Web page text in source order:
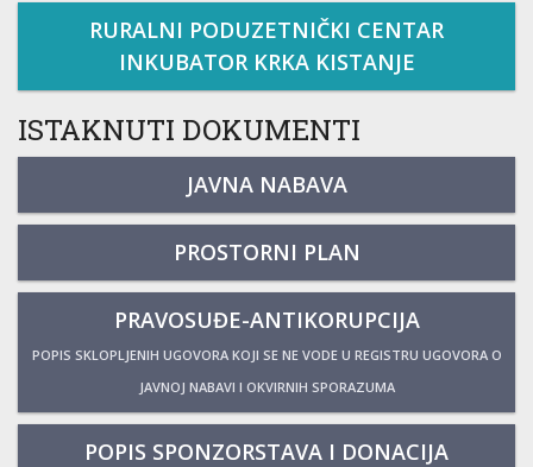
RURALNI PODUZETNIČKI CENTAR
INKUBATOR KRKA KISTANJE
ISTAKNUTI DOKUMENTI
JAVNA NABAVA
PROSTORNI PLAN
PRAVOSUĐE-ANTIKORUPCIJA
POPIS SKLOPLJENIH UGOVORA KOJI SE NE VODE U REGISTRU UGOVORA O
JAVNOJ NABAVI I OKVIRNIH SPORAZUMA
POPIS SPONZORSTAVA I DONACIJA